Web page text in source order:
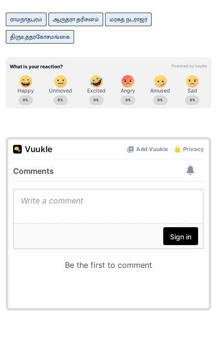
ராமநாதபுரம் ஆருத்ரா தரிசனம்
மரகத நடராஜர்
திருஉத்தரகோசமங்கை